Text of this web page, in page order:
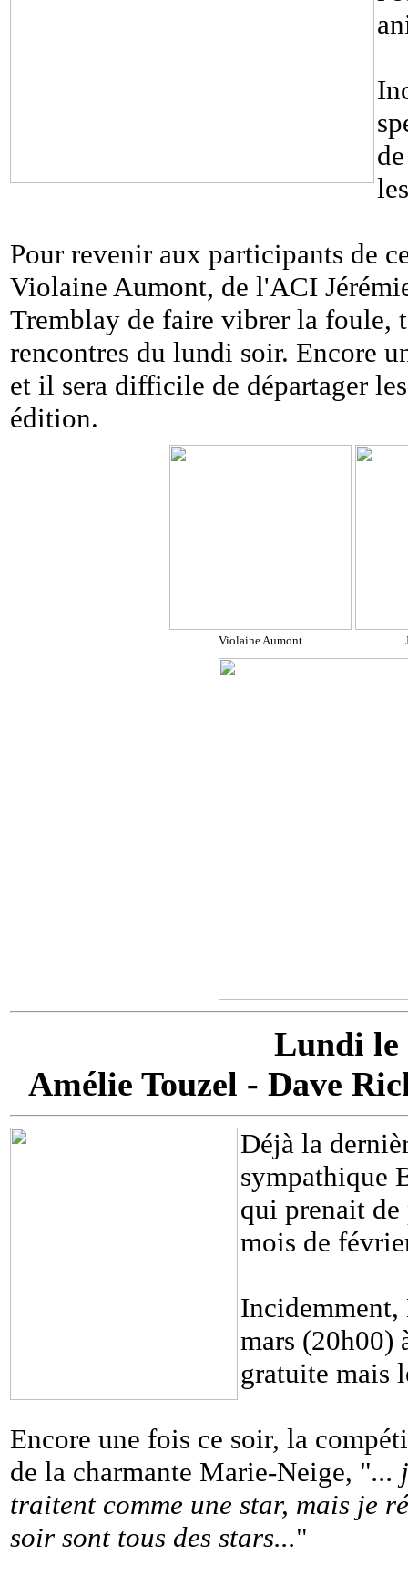
Pour revenir aux participants de
Violaine Aumont, de l'ACI
Tremblay de faire vibrer la foule,
rencontres du lundi soir. Encore
et il sera difficile de départager
édition.
Violaine Aumont
Lundi le
Amélie Touzel - Dave
Déjà la
sympathique
qui prenait de
mois de
Incidemment,
mars (20h00)
gratuite mais
Encore une fois ce soir, la
de la charmante Marie-Neige, "...
traitent comme une star, mais je
soir sont tous des stars..."